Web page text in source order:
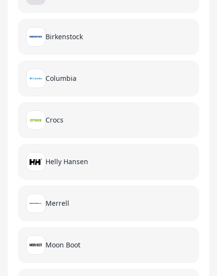
Birkenstock
Columbia
Crocs
Helly Hansen
Merrell
Moon Boot